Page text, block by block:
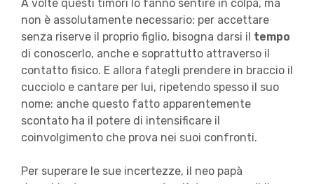
A volte questi timori lo fanno sentire in colpa, ma
non è assolutamente necessario: per accettare
senza riserve il proprio figlio, bisogna darsi il tempo
di conoscerlo, anche e soprattutto attraverso il
contatto fisico. E allora fategli prendere in braccio il
cucciolo e cantare per lui, ripetendo spesso il suo
nome: anche questo fatto apparentemente
scontato ha il potere di intensificare il
coinvolgimento che prova nei suoi confronti.
Per superare le sue incertezze, il neo papà